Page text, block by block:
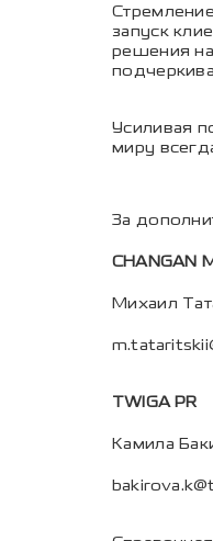
запуск
решения
Усиливая
миру
За
CHANGAN
Михаил
TWIGA PR
Камила